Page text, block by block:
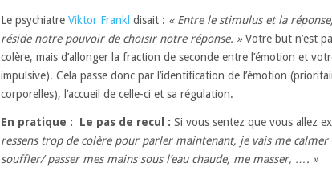
Le psychiatre Viktor Frankl disait : « Entre le stimulus et la
réside notre pouvoir de choisir notre réponse. » Votre but n’est
colère, mais d’allonger la fraction de seconde entre l’émotion et
impulsive). Cela passe donc par l’identification de l’émotion
corporelles), l’accueil de celle-ci et sa régulation.
En pratique : Le pas de recul : Si vous sentez que vous allez
ressens trop de colère pour parler maintenant, je vais me calmer
souffler/ passer mes mains sous l’eau chaude, me masser, …. »